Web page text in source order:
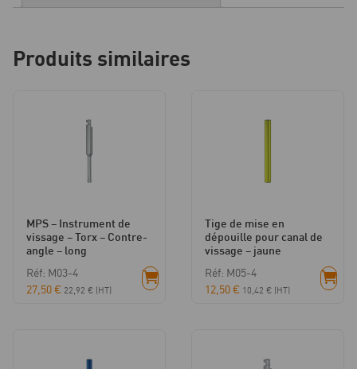
-
angle
-Produits similaires
MPS – Instrument de
vissage – Torx – Contre-
angle – long
Réf: M03-4
27,50€ 22,92 € (HT)
Tige de mise en
dépouille pour canal de
vissage – jaune
Réf: M05-4
12,50€ 10,42 € (HT)